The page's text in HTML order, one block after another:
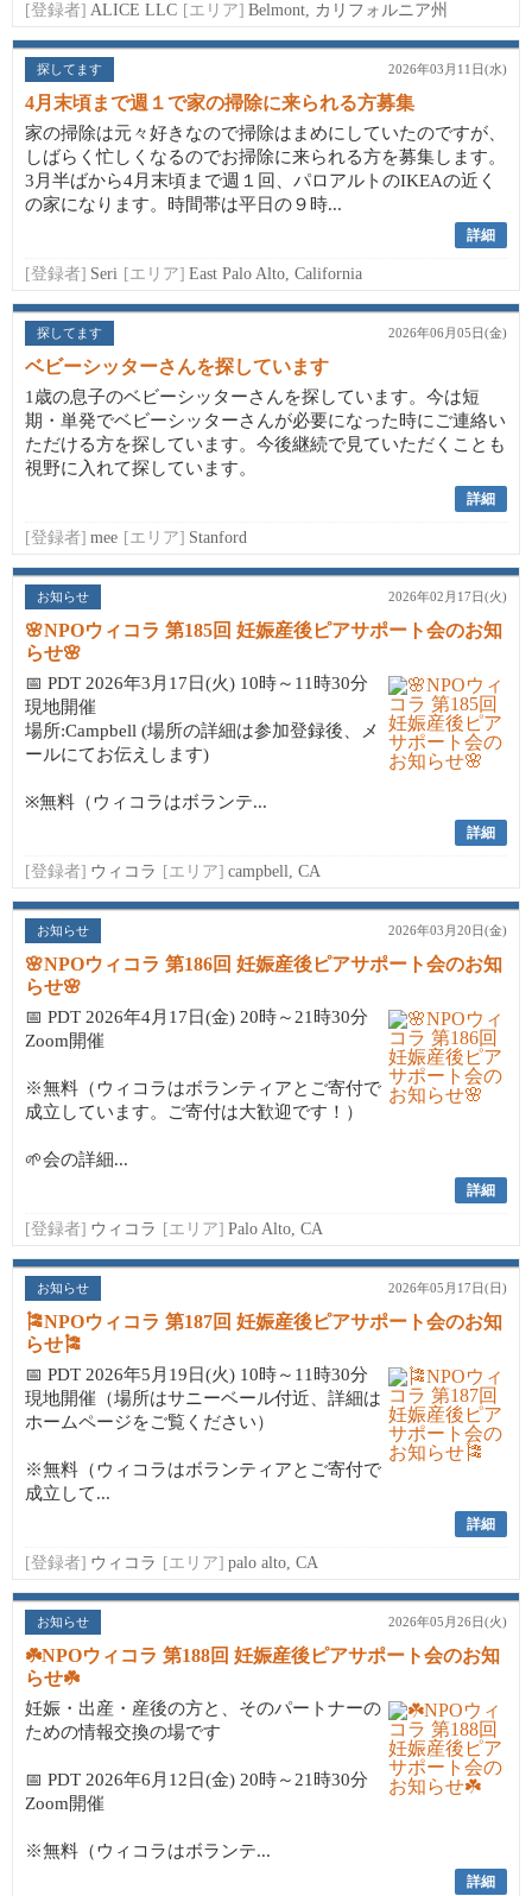
[登録者] ALICE LLC [エリア] Belmont, カリフォルニア州
探してます 2026年03月11日(水)
4月末頃まで週１で家の掃除に来られる方募集
家の掃除は元々好きなので掃除はまめにしていたのですが、
しばらく忙しくなるのでお掃除に来られる方を募集します。
3月半ばから4月末頃まで週１回、パロアルトのIKEAの近く
の家になります。時間帯は平日の９時...
詳細
[登録者] Seri [エリア] East Palo Alto, California
探してます 2026年06月05日(金)
ベビーシッターさんを探しています
1歳の息子のベビーシッターさんを探しています。今は短
期・単発でベビーシッターさんが必要になった時にご連絡い
ただける方を探しています。今後継続で見ていただくことも
視野に入れて探しています。
詳細
[登録者] mee [エリア] Stanford
お知らせ 2026年02月17日(火)
🌸NPOウィコラ 第185回 妊娠産後ピアサポート会のお知
らせ🌸
📅 PDT 2026年3月17日(火) 10時～11時30分
現地開催
場所:Campbell (場所の詳細は参加登録後、メ
ールにてお伝えします)
※無料（ウィコラはボランテ...
詳細
[登録者] ウィコラ [エリア] campbell, CA
お知らせ 2026年03月20日(金)
🌸NPOウィコラ 第186回 妊娠産後ピアサポート会のお知
らせ🌸
📅 PDT 2026年4月17日(金) 20時～21時30分
Zoom開催
※無料（ウィコラはボランティアとご寄付で
成立しています。ご寄付は大歓迎です！）
🌱会の詳細...
詳細
[登録者] ウィコラ [エリア] Palo Alto, CA
お知らせ 2026年05月17日(日)
🎏NPOウィコラ 第187回 妊娠産後ピアサポート会のお知
らせ🎏
📅 PDT 2026年5月19日(火) 10時～11時30分
現地開催（場所はサニーベール付近、詳細は
ホームページをご覧ください）
※無料（ウィコラはボランティアとご寄付で
成立して...
詳細
[登録者] ウィコラ [エリア] palo alto, CA
お知らせ 2026年05月26日(火)
☘️NPOウィコラ 第188回 妊娠産後ピアサポート会のお知
らせ☘️
妊娠・出産・産後の方と、そのパートナーの
ための情報交換の場です
📅 PDT 2026年6月12日(金) 20時～21時30分
Zoom開催
※無料（ウィコラはボランテ...
詳細